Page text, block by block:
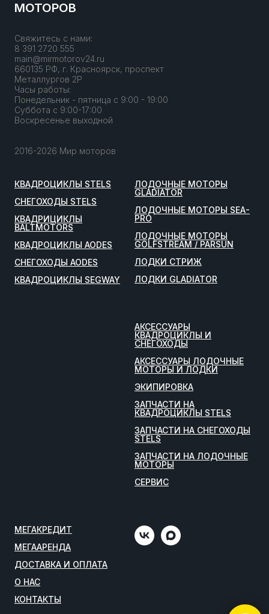
МОТОРОВ
Свяжитесь с нами:
8 391 2720 555
main@mirmotorov24.ru
660135 РФ, г. Красноярск, проспект
Металлургов 2Р
Часы работы:
Понедельник - пятница с 9:00 - 19:00
Суббота с 9:00-17:00
Воскресенье выходной
2016-2026 Мир моторов
КВАДРОЦИКЛЫ STELS
СНЕГОХОДЫ STELS
КВАДРИЦИКЛЫ
BALTMOTORS
КВАДРОЦИКЛЫ AODES
СНЕГОХОДЫ AODES
КВАДРОЦИКЛЫ SEGWAY
ЛОДОЧНЫЕ МОТОРЫ
GLADIATOR
ЛОДОЧНЫЕ МОТОРЫ SEA-
PRO
ЛОДОЧНЫЕ МОТОРЫ
GOLFSTREAM / PARSUN
ЛОДКИ СТРИЖ
ЛОДКИ GLADIATOR
АКСЕССУАРЫ
КВАДРОЦИКЛЫ И
СНЕГОХОДЫ
АКСЕССУАРЫ ЛОДОЧНЫЕ
МОТОРЫ И ЛОДКИ
ЭКИПИРОВКА
ЗАПЧАСТИ НА
КВАДРОЦИКЛЫ STELS
ЗАПЧАСТИ НА СНЕГОХОДЫ
STELS
ЗАПЧАСТИ НА ЛОДОЧНЫЕ
МОТОРЫ
СЕРВИС
МЕГАКРЕДИТ
МЕГААРЕНДА
ДОСТАВКА И ОПЛАТА
О НАС
КОНТАКТЫ